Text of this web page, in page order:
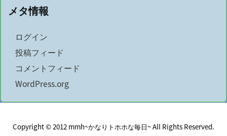
メタ情報
ログイン
投稿フィード
コメントフィード
WordPress.org
Copyright ©2012 mmh~かなりトホホな毎日~All Rights Reserved.